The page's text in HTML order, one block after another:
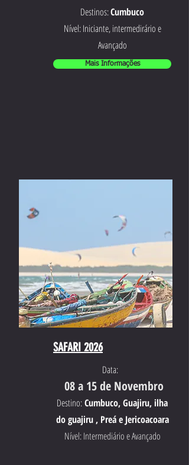
Destinos:Cumbuco
Nível: Iniciante, intermedirário e
Avançado
Mais Informações
SAFARI 2026
Data:
08 a 15 de Novembro
Destino:Cumbuco, Guajiru, ilha
do guajiru , Preá e Jericoacoara
Nível: Intermediário e Avançado